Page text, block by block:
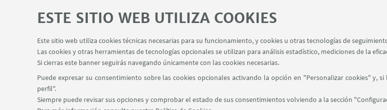
ESTE SITIO WEB UTILIZA COOKIES
Este sitio web utiliza cookies técnicas necesarias para su funcionamiento, y cookies u otras tecnologías de
Las cookies y otras herramientas de tecnologías opcionales se utilizan para análisis estadístico, mediciones de la
Si cierras este banner seguirás navegando únicamente con las cookies necesarias.
Puede expresar su consentimiento sobre las cookies opcionales activando la opción en "Personalizar cookies" y,
perfil".
Siempre puede revisar sus opciones y comprobar el estado de sus consentimientos volviendo a la sección
Marcelo T. de Alvear 1149, 4º piso C1058AAQ - Buenos Aires - Argentina